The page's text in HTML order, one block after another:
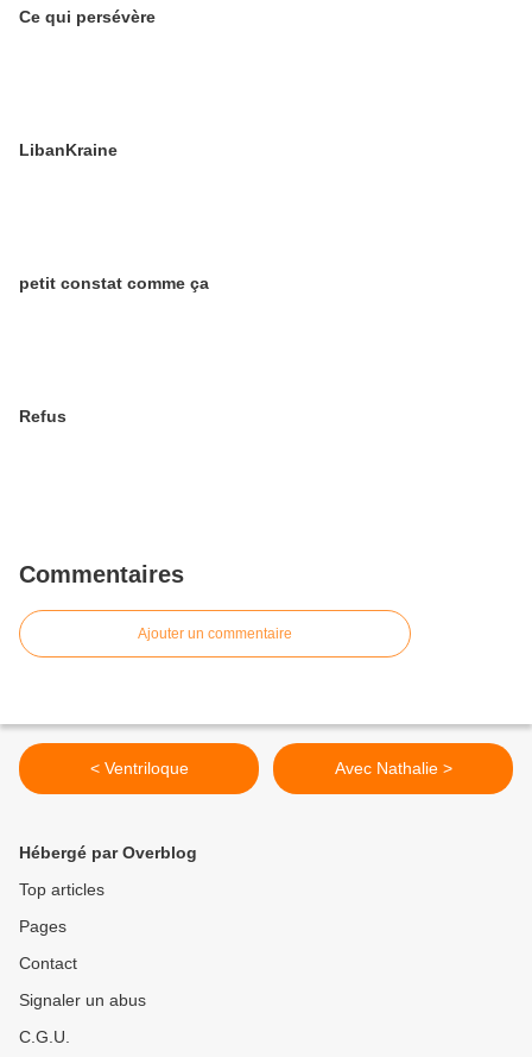
Ce qui persévère
LibanKraine
petit constat comme ça
Refus
Commentaires
Ajouter un commentaire
< Ventriloque Avec Nathalie >
Hébergé par Overblog
Top articles
Pages
Contact
Signaler un abus
C.G.U.